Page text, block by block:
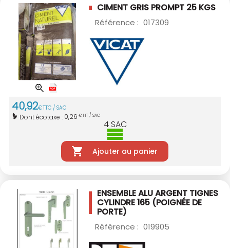
CIMENT GRIS PROMPT 25 KGS
Référence : 017309
40,92€TTC / SAC
Dont écotaxe : 0,26 € HT / SAC
4 SAC
Ajouter au panier
ENSEMBLE ALU ARGENT TIGNES
CYLINDRE 165 (POIGNÉE DE
PORTE)
Référence : 019905